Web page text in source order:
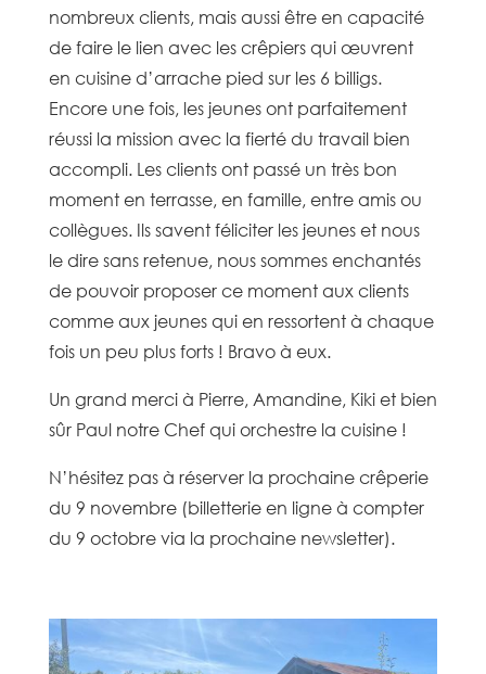
nombreux clients, mais aussi être en capacité
de faire le lien avec les crêpiers qui œuvrent
en cuisine d’arrache pied sur les 6 billigs.
Encore une fois, les jeunes ont parfaitement
réussi la mission avec la fierté du travail bien
accompli. Les clients ont passé un très bon
moment en terrasse, en famille, entre amis ou
collègues. Ils savent féliciter les jeunes et nous
le dire sans retenue, nous sommes enchantés
de pouvoir proposer ce moment aux clients
comme aux jeunes qui en ressortent à chaque
fois un peu plus forts ! Bravo à eux.
Un grand merci à Pierre, Amandine, Kiki et bien
sûr Paul notre Chef qui orchestre la cuisine !
N’hésitez pas à réserver la prochaine crêperie
du 9 novembre (billetterie en ligne à compter
du 9 octobre via la prochaine newsletter).